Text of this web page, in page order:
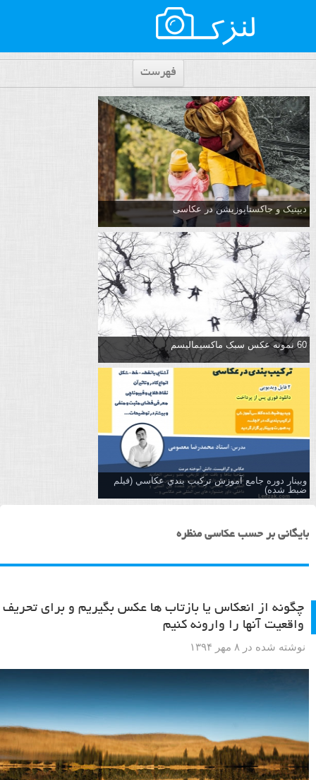
فهرست
دیپتیک و جاکستا‌پوزیشن در عکاسی
60 نمونه عکس سبک ماکسیمالیسم
وبینار دوره جامع آموزش تركيب بندي عكاسي (فیلم
ضبط شده)
بایگانی بر حسب عکاسی منظره
چگونه از انعکاس یا بازتاب ها عکس بگیریم و برای تحریف
واقعیت آنها را وارونه کنیم
نوشته شده در ۸ مهر ۱۳۹۴